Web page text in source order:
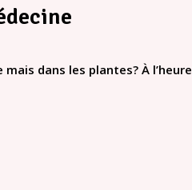
dans les plantes? À l’heure